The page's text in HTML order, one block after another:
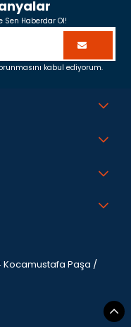
Sen Haberdar Ol!
kabul ediyorum.
Kocamustafa Paşa /